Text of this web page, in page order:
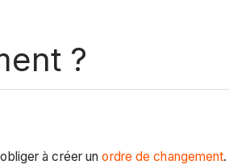
?
à créer unordre de changement